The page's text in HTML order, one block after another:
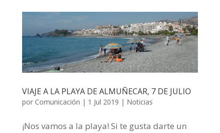
VIAJE A LA PLAYA DE ALMUÑECAR, 7 DE JULIO
por Comunicación | 1 Jul 2019 | Noticias
️¡Nos vamos a la playa! ️Si te gusta darte un